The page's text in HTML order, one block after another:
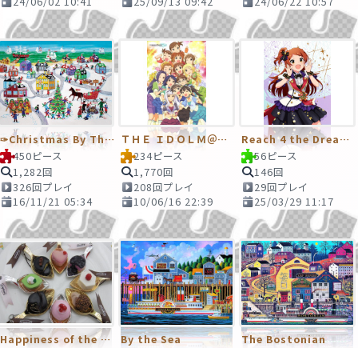
✑Christmas By The Sea
450ピース
1,282回
326回プレイ
16/11/21 05:34
ＴＨＥ ＩＤＯＬＭ＠ＳＴＥＲ ＳＰ
234ピース
1,770回
208回プレイ
10/06/16 22:39
Reach 4 the Dream！ 大神環+
56ピース
146回
29回プレイ
25/03/29 11:17
Happiness of the teaspoonful
By the Sea
The Bostonian